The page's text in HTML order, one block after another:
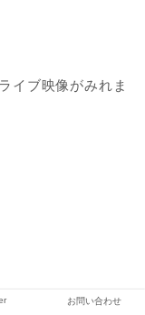
イブ映像がみれま
お問い合わせ